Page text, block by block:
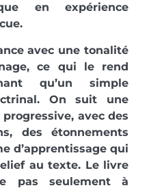
en expérience
avec une tonalité
ce qui le rend
qu’un simple
On suit une
avec des
des étonnements
d’apprentissage qui
au texte. Le livre
pas seulement à